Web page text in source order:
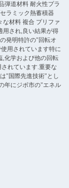
弾道材料 耐火性プラ
ラミック熱蓄積器
な材料 複合 プリファ
用され,良い結果が得
発明特許の"回転オ
用されています特に
,化学および他の回転
れています.重要な
"国際先進技術"とし
年にジボ市の"エネル